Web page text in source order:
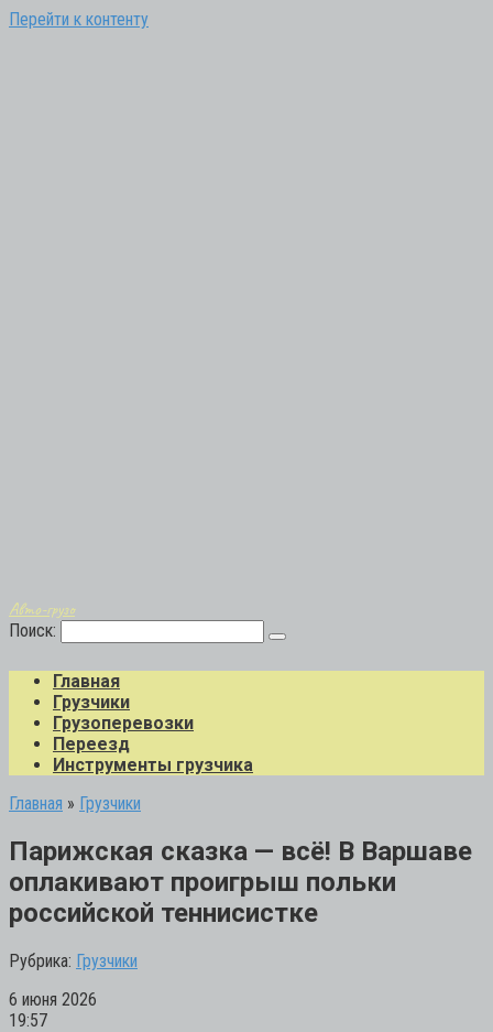
Перейти к контенту
Авто-грузо
Поиск:
Главная
Грузчики
Грузоперевозки
Переезд
Инструменты грузчика
Главная » Грузчики
Парижская сказка — всё! В Варшаве
оплакивают проигрыш польки
российской теннисистке
Рубрика: Грузчики
6 июня 2026
19:57